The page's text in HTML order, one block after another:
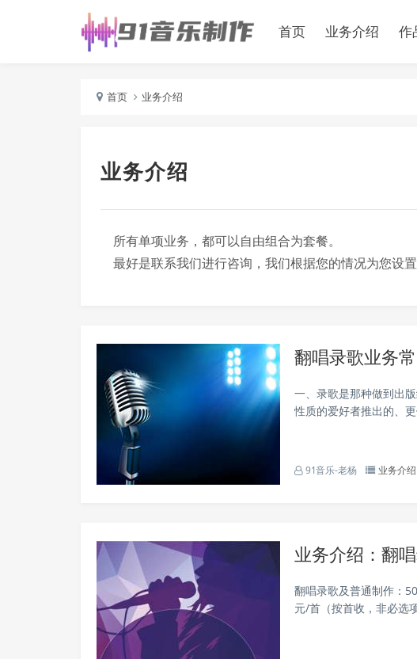
首页 业务介绍 作
首页 业务介绍
业务介绍
所有单项业务，都可以自由组合为套餐。
最好是联系我们进行咨询，我们根据您的情况为您设置
翻唱录歌业务
一、录歌是那种做到
性质的爱好者推出的、
91音乐-老杨 业务介绍
业务介绍：翻
翻唱录歌及普通制作：
元/首（按首收，非必